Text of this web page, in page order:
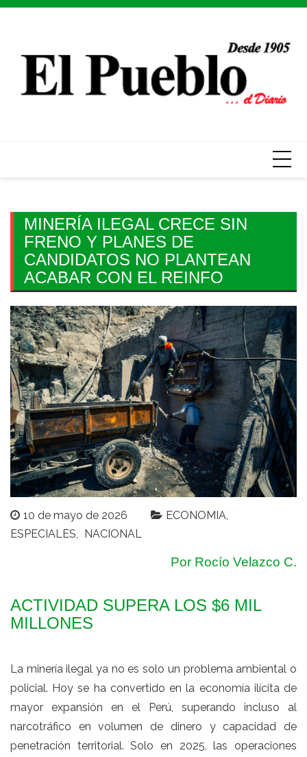
Skip
MINERÍA ILEGAL CRECE SIN
FRENO Y PLANES DE
CANDIDATOS NO PLANTEAN
ACABAR CON EL REINFO
10 de mayo de 2026
ECONOMIA
ESPECIALES
NACIONAL
Por Rocío Velazco C.
ACTIVIDAD SUPERA LOS $6 MIL
MILLONES
La minería ilegal ya no es solo un problema ambiental o
policial. Hoy se ha convertido en la economía ilícita de
mayor expansión en el Perú, superando incluso al
narcotráfico en volumen de dinero y capacidad de
penetración territorial. Solo en 2025, las operaciones